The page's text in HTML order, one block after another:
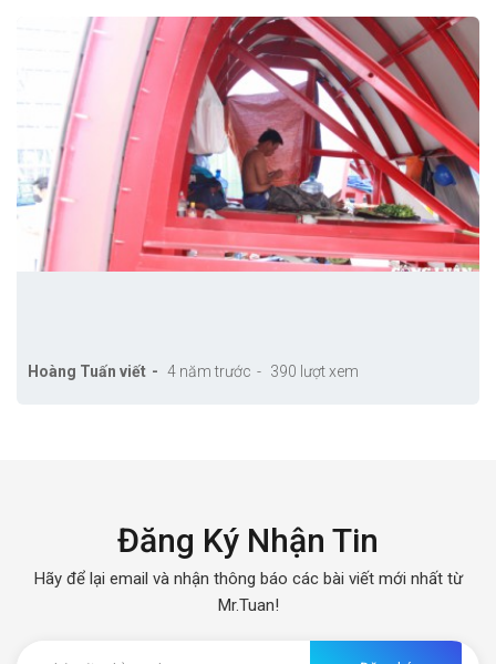
Hoàng Tuấn viết 4 năm trước 390 lượt xem
Đăng Ký Nhận Tin
Hãy để lại email và nhận thông báo các bài viết mới nhất từ
Mr.Tuan!